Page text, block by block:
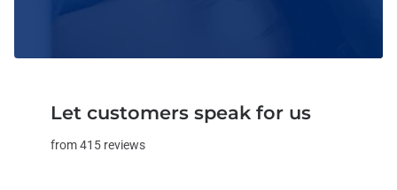
Let customers speak for us
from 415 reviews